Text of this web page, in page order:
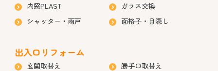
内窓PLAST
ガラス交換
シャッター・雨戸
面格子・目隠し
出入口リフォーム
玄関取替え 勝手口取替え